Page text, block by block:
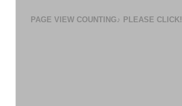
PAGE VIEW COUNTING♪ PLEASE CLICK!